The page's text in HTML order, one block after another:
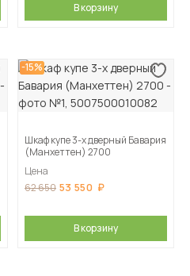
В корзину
-15%
Шкаф купе 3-х дверный Бавария
(Манхеттен) 2700
Цена
62 650 53 550
В корзину